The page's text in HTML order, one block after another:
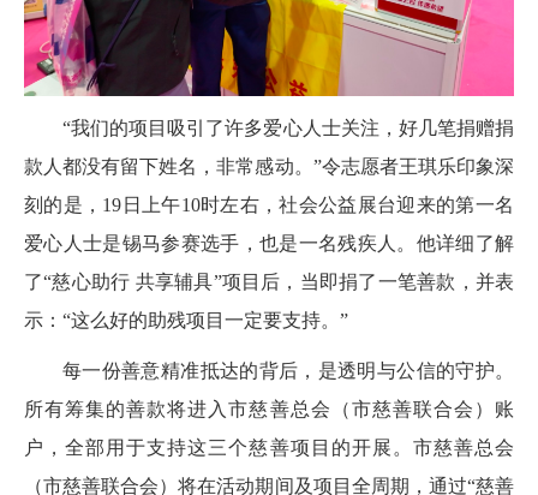
“我们的项目吸引了许多爱心人士关注，好几笔捐赠捐
款人都没有留下姓名，非常感动。”令志愿者王琪乐印象深
刻的是，19日上午10时左右，社会公益展台迎来的第一名
爱心人士是锡马参赛选手，也是一名残疾人。他详细了解
了“慈心助行 共享辅具”项目后，当即捐了一笔善款，并表
示：“这么好的助残项目一定要支持。”
每一份善意精准抵达的背后，是透明与公信的守护。
所有筹集的善款将进入市慈善总会（市慈善联合会）账
户，全部用于支持这三个慈善项目的开展。市慈善总会
（市慈善联合会）将在活动期间及项目全周期，通过“慈善